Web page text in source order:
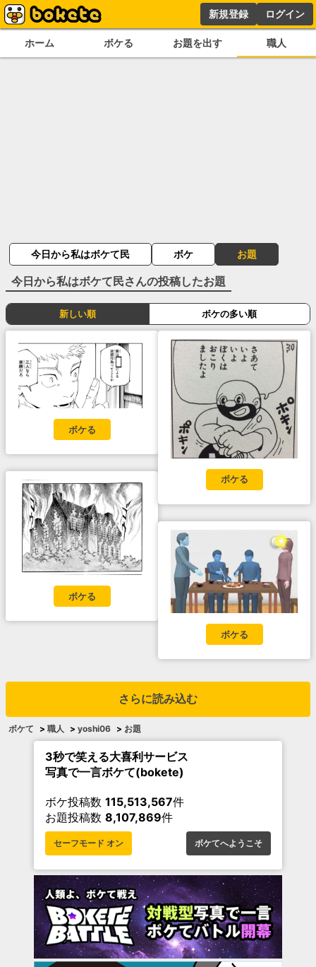
新規登録 ログイン
ホーム ボケる お題を出す 職人
今日から私はボケて民 ボケ お題
今日から私はボケて民さんの投稿したお題
新しい順 ボケの多い順
ボケる
ボケる
ボケる
ボケる
さらに読み込む
ボケて > 職人 > yoshi06 > お題
3秒で笑える大喜利サービス
写真で一言ボケて(bokete)
ボケ投稿数 115,513,567件
お題投稿数 8,107,869件
セーフモード オン ボケてへようこそ